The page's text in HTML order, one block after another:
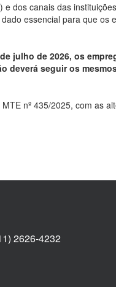
dos canais das
essencial para que os
julho de 2026, os
deverá seguir os
nº 435/2025, com as
2626-4232